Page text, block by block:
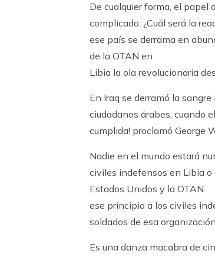
De cualquier forma, el papel
complicado. ¿Cuál será la
ese país se derrama en
de la OTAN en
Libia la ola revolucionaria
En Iraq se derramó la
ciudadanos árabes, cuando
cumplida! proclamó George
Nadie en el mundo estará
civiles indefensos en Libia o
Estados Unidos y la OTAN
ese principio a los civiles
soldados de esa
Es una danza macabra de